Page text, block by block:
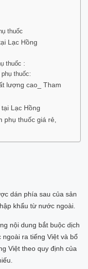
thuốc
Lạc Hồng
thuốc :
thuốc:
lượng cao_ Tham
Lạc Hồng
phụ thuốc giá rẻ,
dán phía sau của sản
khẩu từ nước ngoài.
nội dung bắt buộc dịch
ra tiếng Việt và bổ
Việt theo quy định của